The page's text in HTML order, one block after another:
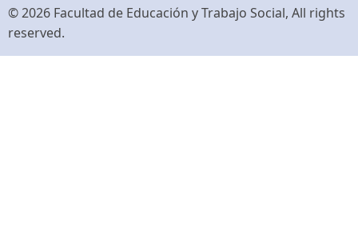
de
usuario
© 2026 Facultad de Educación y Trabajo Social, All rights
reserved.